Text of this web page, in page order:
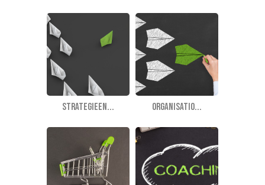
Strategieen... Organisatio...